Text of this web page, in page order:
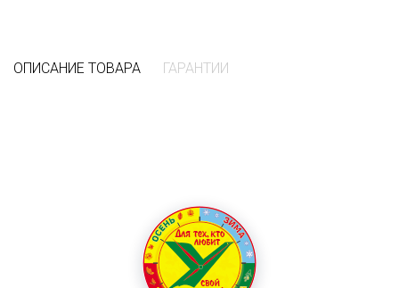
ОПИСАНИЕ ТОВАРА ГАРАНТИИ